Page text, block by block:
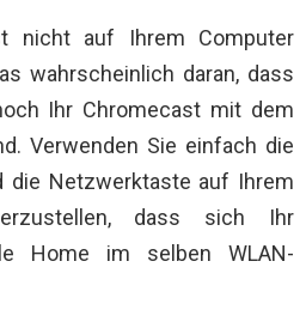
nicht auf Ihrem Computer
wahrscheinlich daran, dass
Ihr Chromecast mit dem
Verwenden Sie einfach die
die Netzwerktaste auf Ihrem
dass sich Ihr
Home im selben WLAN-